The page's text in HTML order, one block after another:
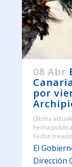
08 Abr
por
Última
Fecha
Fecha
El
Dirección